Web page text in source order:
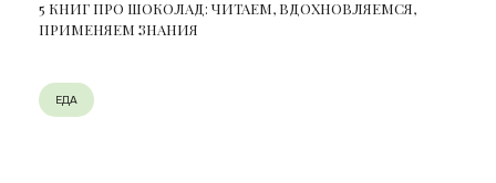
5 КНИГ ПРО ШОКОЛАД: ЧИТАЕМ, ВДОХНОВЛЯЕМСЯ,
ПРИМЕНЯЕМ ЗНАНИЯ
ЕДА